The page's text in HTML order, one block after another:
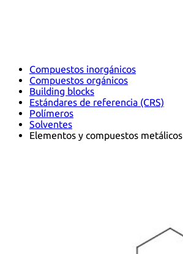
Compuestos inorgánicos
Compuestos orgánicos
Building blocks
Estándares de referencia (CRS)
Polímeros
Solventes
Elementos y compuestos metálicos